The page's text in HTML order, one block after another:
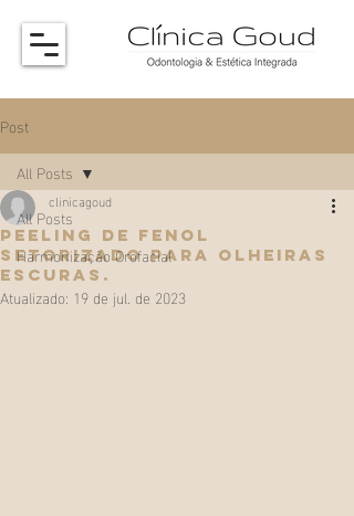
Post
All Posts
Harmonização Orofacial
All Posts
Peeling de fenol
setorizado para olheiras
escuras.
clinicagoud
Atualizado: 19 de jul. de 2023